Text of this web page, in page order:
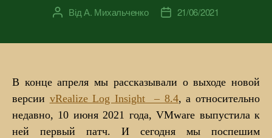
Автор
ВідА. Михальченко
Дата21/06/2021
В конце апреля мы рассказывали о выходе новой
версии vRealize Log Insight – 8.4, а относительно
недавно, 10 июня 2021 года, VMware выпустила к
ней первый патч. И сегодня мы поспешим